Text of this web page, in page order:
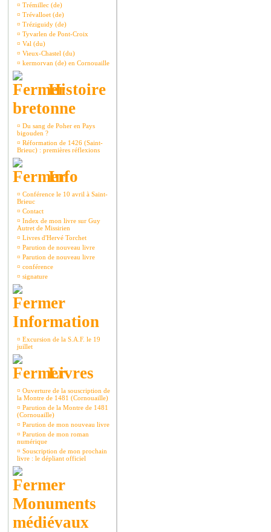
¤ Trémillec (de)
¤ Trévalloet (de)
¤ Tréziguidy (de)
¤ Tyvarlen de Pont-Croix
¤ Val (du)
¤ Vieux-Chastel (du)
¤ kermorvan (de) en Cornouaille
Histoire
bretonne
¤ Du sang de Poher en Pays
bigouden ?
¤ Réformation de 1426 (Saint-
Brieuc) : premières réflexions
Info
¤ Conférence le 10 avril à Saint-
Brieuc
¤ Contact
¤ Index de mon livre sur Guy
Autret de Missirien
¤ Livres d'Hervé Torchet
¤ Parution de nouveau livre
¤ Parution de nouveau livre
¤ conférence
¤ signature
Information
¤ Excursion de la S.A.F. le 19
juillet
Livres
¤ Ouverture de la souscription de
la Montre de 1481 (Cornouaille)
¤ Parution de la Montre de 1481
(Cornouaille)
¤ Parution de mon nouveau livre
¤ Parution de mon roman
numérique
¤ Souscription de mon prochain
livre : le dépliant officiel
Monuments
médiévaux